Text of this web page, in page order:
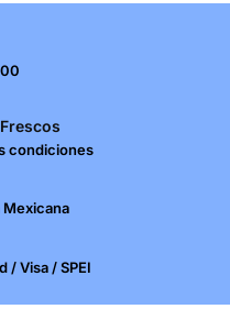
condiciones
Mexicana
/ Visa / SPEI